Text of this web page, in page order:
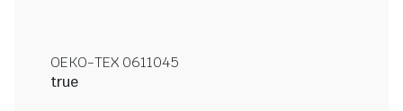
OEKO-TEX 0611045
true